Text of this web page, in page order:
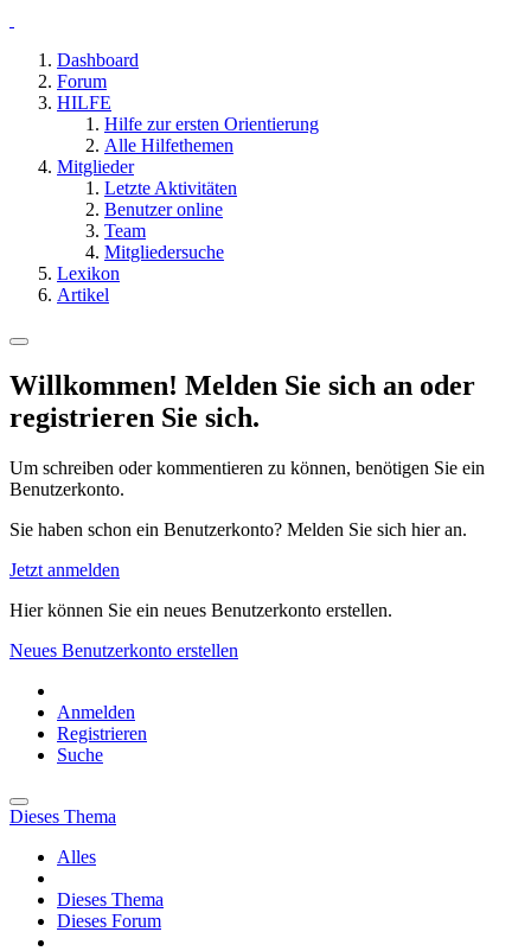
Dashboard
Forum
HILFE
Hilfe zur ersten Orientierung
Alle Hilfethemen
Mitglieder
Letzte Aktivitäten
Benutzer online
Team
Mitgliedersuche
Lexikon
Artikel
Willkommen! Melden Sie sich an oder
registrieren Sie sich.
Um schreiben oder kommentieren zu können, benötigen Sie ein
Benutzerkonto.
Sie haben schon ein Benutzerkonto? Melden Sie sich hier an.
Jetzt anmelden
Hier können Sie ein neues Benutzerkonto erstellen.
Neues Benutzerkonto erstellen
Anmelden
Registrieren
Suche
Dieses Thema
Alles
Dieses Thema
Dieses Forum